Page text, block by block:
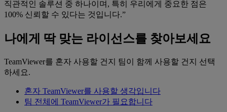
직관적인 솔루션 중 하나이며, 특히 우리에게 중요한 점은
100% 신뢰할 수 있다는 것입니다.”
나에게 딱 맞는 라이선스를 찾아보세요
TeamViewer를 혼자 사용할 건지 팀이 함께 사용할 건지 선택
하세요.
혼자 TeamViewer를 사용할 생각입니다
팀 전체에 TeamViewer가 필요합니다